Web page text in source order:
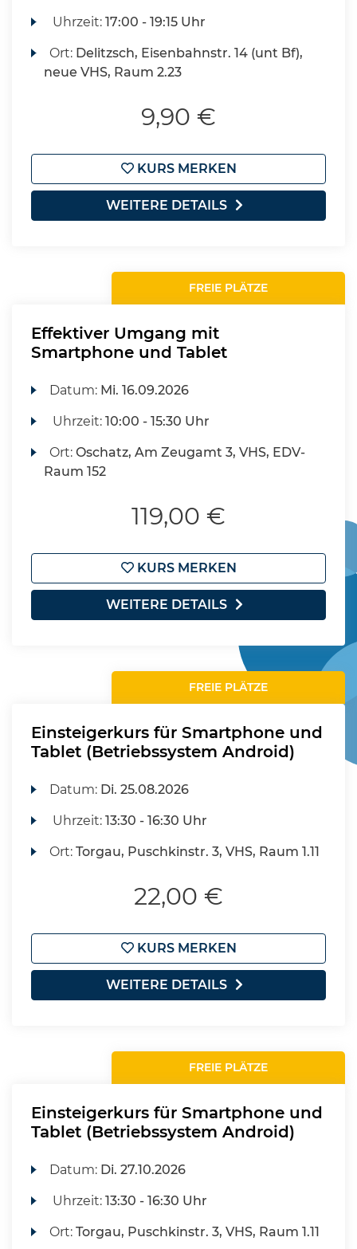
Uhrzeit:17:00 - 19:15 Uhr
Ort: Delitzsch, Eisenbahnstr. 14 (unt Bf),
neue VHS, Raum 2.23
9,90 €
KURS MERKEN
WEITERE DETAILS
FREIE PLÄTZE
Effektiver Umgang mit
Smartphone und Tablet
Datum: Mi. 16.09.2026
Uhrzeit:10:00 - 15:30 Uhr
Ort:Oschatz, Am Zeugamt 3, VHS, EDV-
Raum 152
119,00 €
KURS MERKEN
WEITERE DETAILS
FREIE PLÄTZE
Einsteigerkurs für Smartphone und
Tablet (Betriebssystem Android)
Datum: Di. 25.08.2026
Uhrzeit:13:30 - 16:30 Uhr
Ort:Torgau, Puschkinstr. 3, VHS, Raum 1.11
22,00 €
KURS MERKEN
WEITERE DETAILS
FREIE PLÄTZE
Einsteigerkurs für Smartphone und
Tablet (Betriebssystem Android)
Datum: Di. 27.10.2026
Uhrzeit:13:30 - 16:30 Uhr
Ort:Torgau, Puschkinstr. 3, VHS, Raum 1.11